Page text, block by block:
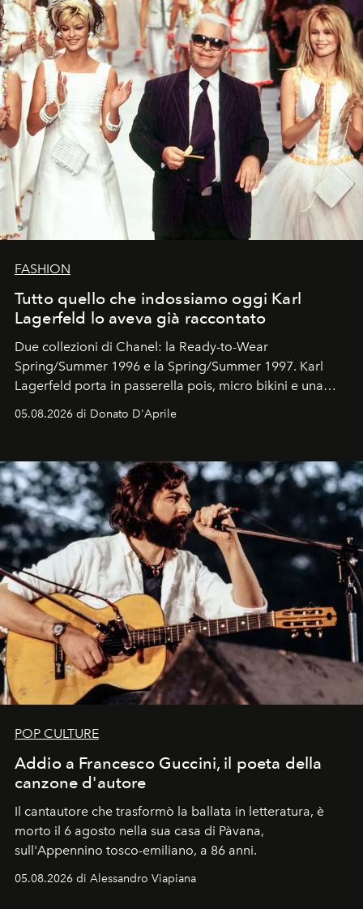
FASHION
Tutto quello che indossiamo oggi Karl
Lagerfeld lo aveva già raccontato
Due collezioni di Chanel: la Ready-to-Wear
Spring/Summer 1996 e la Spring/Summer 1997. Karl
Lagerfeld porta in passerella pois, micro bikini e una
Kate, Claudia e Carla una dietro l'altra. Trent'anni dopo,
uno dei documenti più contemporanei che abbiamo.
05.08.2026 di Donato D'Aprile
POP CULTURE
Addio a Francesco Guccini, il poeta della
canzone d'autore
Il cantautore che trasformò la ballata in letteratura, è
morto il 6 agosto nella sua casa di Pàvana,
sull'Appennino tosco-emiliano, a 86 anni.
05.08.2026 di Alessandro Viapiana